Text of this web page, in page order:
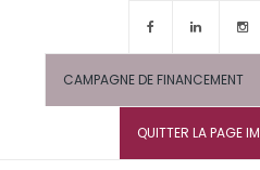
CAMPAGNE DE FINANCEMENT
QUITTER LA PAGE